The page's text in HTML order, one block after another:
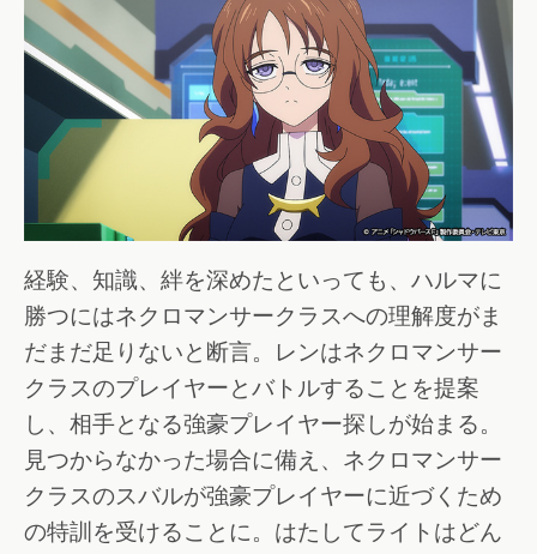
経験、知識、絆を深めたといっても、ハルマに
勝つにはネクロマンサークラスへの理解度がま
だまだ足りないと断言。レンはネクロマンサー
クラスのプレイヤーとバトルすることを提案
し、相手となる強豪プレイヤー探しが始まる。
見つからなかった場合に備え、ネクロマンサー
クラスのスバルが強豪プレイヤーに近づくため
の特訓を受けることに。はたしてライトはどん